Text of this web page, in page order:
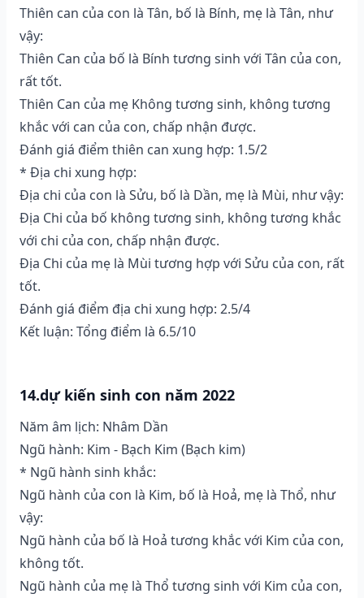
Thiên can của con là Tân, bố là Bính, mẹ là Tân, như
vậy:
Thiên Can của bố là Bính tương sinh với Tân của con,
rất tốt.
Thiên Can của mẹ Không tương sinh, không tương
khắc với can của con, chấp nhận được.
Đánh giá điểm thiên can xung hợp: 1.5/2
* Địa chi xung hợp:
Địa chi của con là Sửu, bố là Dần, mẹ là Mùi, như vậy:
Địa Chi của bố không tương sinh, không tương khắc
với chi của con, chấp nhận được.
Địa Chi của mẹ là Mùi tương hợp với Sửu của con, rất
tốt.
Đánh giá điểm địa chi xung hợp: 2.5/4
Kết luận: Tổng điểm là 6.5/10
14.dự kiến sinh con năm 2022
Năm âm lịch: Nhâm Dần
Ngũ hành: Kim - Bạch Kim (Bạch kim)
* Ngũ hành sinh khắc:
Ngũ hành của con là Kim, bố là Hoả, mẹ là Thổ, như
vậy:
Ngũ hành của bố là Hoả tương khắc với Kim của con,
không tốt.
Ngũ hành của mẹ là Thổ tương sinh với Kim của con,